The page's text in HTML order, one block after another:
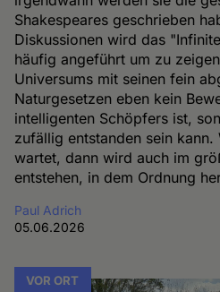
Shakespeares geschrieben
Diskussionen wird das
häufig angeführt um zu
Universums mit seinen fein
Naturgesetzen eben kein
intelligenten Schöpfers ist,
zufällig entstanden sein kann.
wartet, dann wird auch im
entstehen, in dem Ordnung
Paul Adrich
05.06.2026
VOR ORT